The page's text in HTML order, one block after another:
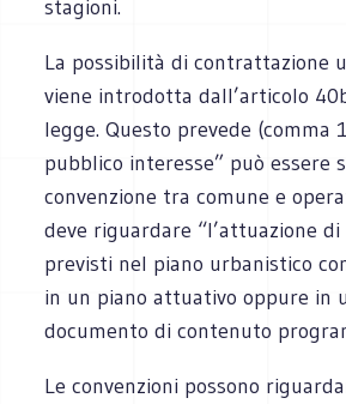
stagioni.
La possibilità di contrattazione
viene introdotta dall’articolo
legge. Questo prevede (comma
pubblico interesse” può essere
convenzione tra comune e
deve riguardare “l’attuazione
previsti nel piano urbanistico
in un piano attuativo oppure in
documento di contenuto
Le convenzioni possono